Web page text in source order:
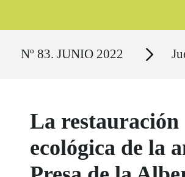
Nº 83. JUNIO 2022 Secciones
La restauración
ecológica de la